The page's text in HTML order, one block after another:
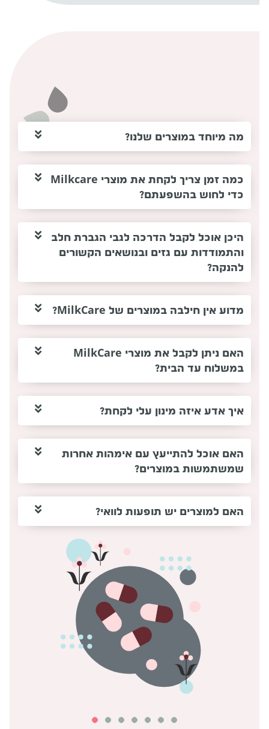
מה מיוחד במוצרים שלנו?
כמה זמן צריך לקחת את מוצרי Milkcare
כדי לחוש בהשפעתם?
היכן אוכל לקבל הדרכה לגבי הגברת חלב
והתמודדות עם גזים ובנושאים הקשורים
להנקה?
מדוע אין חילבה במוצרים של MilkCare?
האם ניתן לקבל את מוצרי MilkCare
במשלוח עד הבית?
איך אדע איזה מינון עלי לקחת?
האם אוכל להתייעץ עם אימהות אחרות
שמשתמשות במוצרים?
האם למוצרים יש תופעות לוואי?